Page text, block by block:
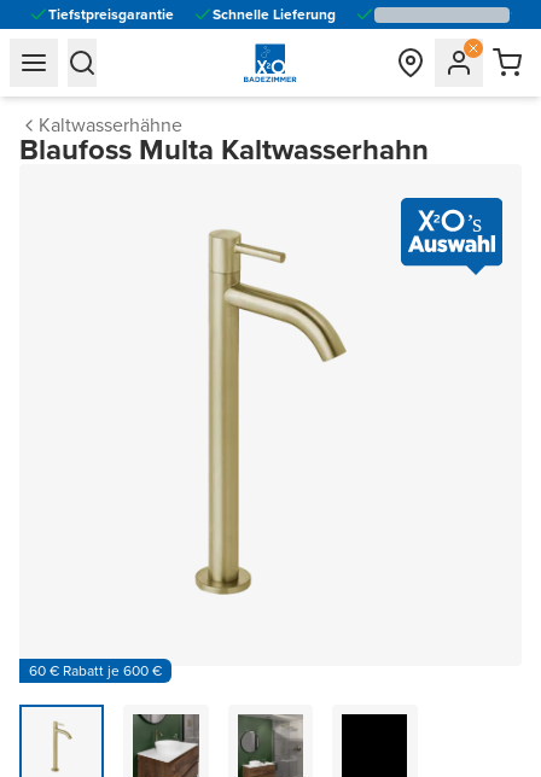
Tiefstpreisgarantie Schnelle Lieferung
general.navigation.toggle_menu.label
general.navigation.toggle_menu.label
Kaltwasserhähne
Blaufoss Multa Kaltwasserhahn
60 € Rabatt je 600 €